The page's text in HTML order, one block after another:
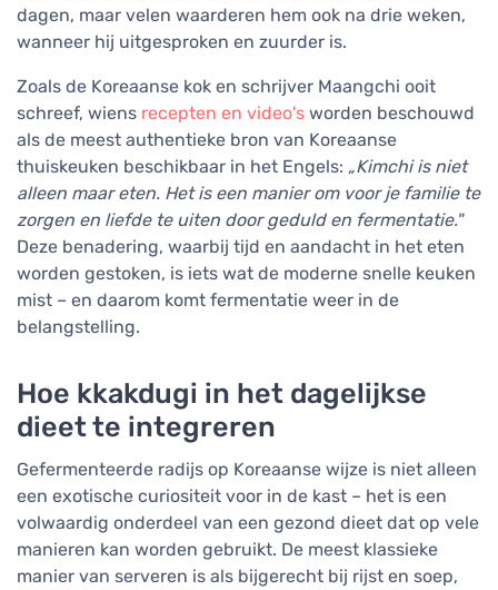
dagen, maar velen waarderen hem ook na drie weken,
wanneer hij uitgesproken en zuurder is.
Zoals de Koreaanse kok en schrijver Maangchi ooit
schreef, wiens recepten en video's worden beschouwd
als de meest authentieke bron van Koreaanse
thuiskeuken beschikbaar in het Engels: „Kimchi is niet
alleen maar eten. Het is een manier om voor je familie te
zorgen en liefde te uiten door geduld en fermentatie."
Deze benadering, waarbij tijd en aandacht in het eten
worden gestoken, is iets wat de moderne snelle keuken
mist – en daarom komt fermentatie weer in de
belangstelling.
Hoe kkakdugi in het dagelijkse
dieet te integreren
Gefermenteerde radijs op Koreaanse wijze is niet alleen
een exotische curiositeit voor in de kast – het is een
volwaardig onderdeel van een gezond dieet dat op vele
manieren kan worden gebruikt. De meest klassieke
manier van serveren is als bijgerecht bij rijst en soep,